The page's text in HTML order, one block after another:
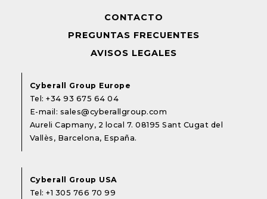
CONTACTO
PREGUNTAS FRECUENTES
AVISOS LEGALES
Cyberall Group Europe
Tel:+34 93 675 64 04
E-mail: sales@cyberallgroup.com
Aureli Capmany, 2 local 7. 08195 Sant Cugat del
Vallès, Barcelona, España.
Cyberall Group USA
Tel:+1 305 766 70 99